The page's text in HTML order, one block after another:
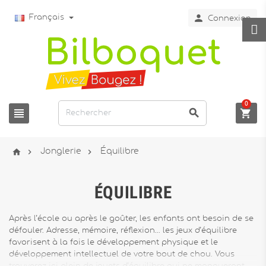
Français  Connexion
  
0
  Jonglerie  Équilibre
ÉQUILIBRE
Après l’école ou après le goûter, les enfants ont besoin de se
défouler. Adresse, mémoire, réflexion… les jeux d’équilibre
favorisent à la fois le développement physique et le
développement intellectuel de votre bout de chou. Vous